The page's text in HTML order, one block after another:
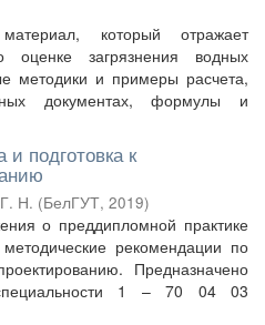
который отражает
оценке загрязнения водных
методики и примеры расчета,
документах, формулы и
подготовка к
Н. (БелГУТ, 2019)
о преддипломной практике
рекомендации по
Предназначено
1 – 70 04 03